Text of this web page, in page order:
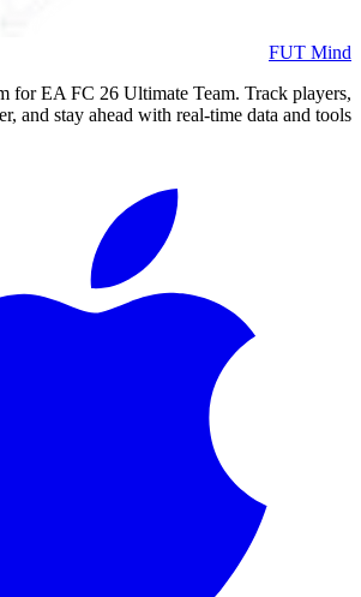
FUT Mind
for EA FC 26 Ultimate Team. Track players,
and stay ahead with real-time data and tools.